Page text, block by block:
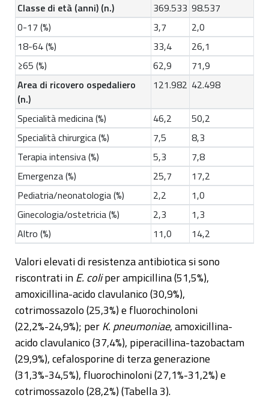
Classe di età (anni) (n.)
369.533 98.537
0-17 (%)
3,7
2,0
18-64 (%)
33,4
26,1
≥65 (%)
62,9
71,9
Area di ricovero ospedaliero
(n.)
121.982 42.498
Specialità medicina (%) 46,2
50,2
Specialità chirurgica (%)
7,5
8,3
Terapia intensiva (%)
5,3
7,8
Emergenza (%)
25,7
17,2
Pediatria/neonatologia (%)
2,2
1,0
Ginecologia/ostetricia (%)
2,3
1,3
Altro (%)
11,0 14,2
Valori elevati di resistenza antibiotica si sono
riscontrati inE. coliper ampicillina (51,5%),
amoxicillina-acido clavulanico (30,9%),
cotrimossazolo (25,3%) e fluorochinoloni
(22,2%-24,9%); perK. pneumoniae, amoxicillina-
acido clavulanico (37,4%), piperacillina-tazobactam
(29,9%), cefalosporine di terza generazione
(31,3%-34,5%), fluorochinoloni (27,1%-31,2%) e
cotrimossazolo (28,2%)(Tabella 3).